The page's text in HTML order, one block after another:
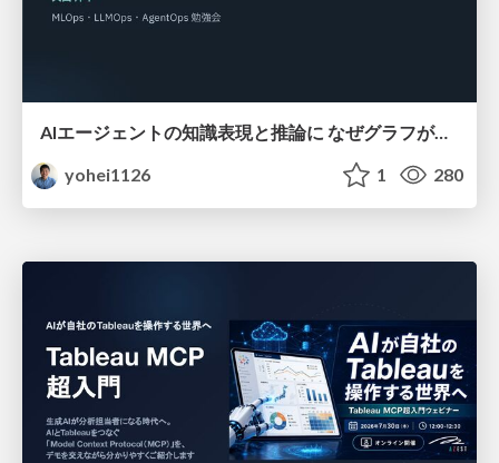
AIエージェントの知識表現と推論に なぜグラフが使われるのか - 記号的AIの復権とニューラルAIとの統合
yohei1126
1 280